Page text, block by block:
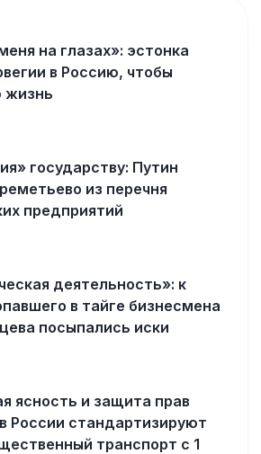
на глазах»: эстонка
в Россию, чтобы
жизнь
государству: Путин
из перечня
предприятий
деятельность»: к
в тайге бизнесмена
посыпались иски
ясность и защита прав
России стандартизируют
транспорт с 1